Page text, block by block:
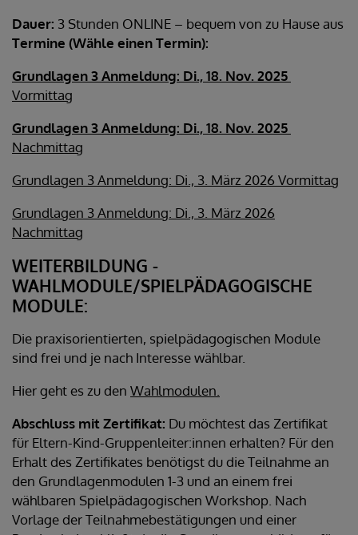
Dauer: 3 Stunden ONLINE – bequem von zu Hause aus
Termine (Wähle einen Termin):
Grundlagen 3 Anmeldung: Di., 18. Nov. 2025
Vormittag
Grundlagen 3 Anmeldung: Di., 18. Nov. 2025
Nachmittag
Grundlagen 3 Anmeldung: Di., 3. März 2026 Vormittag
Grundlagen 3 Anmeldung: Di., 3. März 2026
Nachmittag
WEITERBILDUNG -
WAHLMODULE/SPIELPÄDAGOGISCHE
MODULE:
Die praxisorientierten, spielpädagogischen Module
sind frei und je nach Interesse wählbar.
Hier geht es zu den Wahlmodulen.
Abschluss mit Zertifikat: Du möchtest das Zertifikat
für Eltern-Kind-Gruppenleiter:innen erhalten? Für den
Erhalt des Zertifikates benötigst du die Teilnahme an
den Grundlagenmodulen 1-3 und an einem frei
wählbaren Spielpädagogischen Workshop. Nach
Vorlage der Teilnahmebestätigungen und einer